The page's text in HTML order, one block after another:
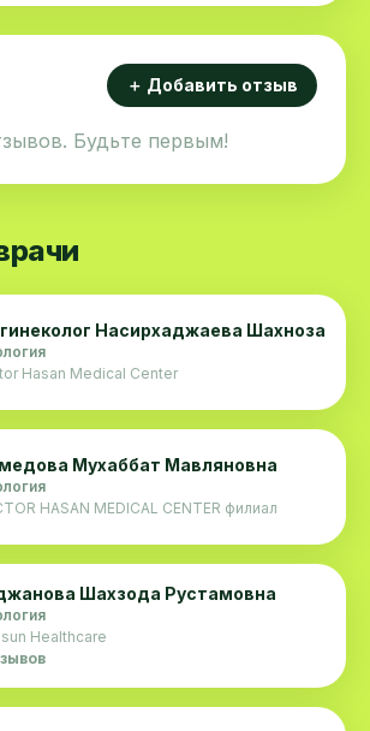
＋ Добавить отзыв
Будьте первым!
Насирхаджаева Шахноза
Hasan Medical Center
Мухаббат Мавляновна
HASAN MEDICAL CENTER филиал
Шахзода Рустамовна
Healthcare